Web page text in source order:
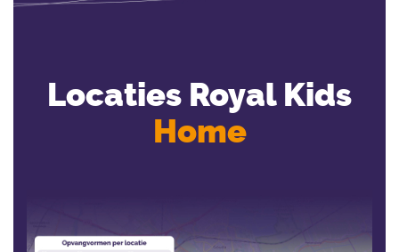
Locaties Royal Kids
Home